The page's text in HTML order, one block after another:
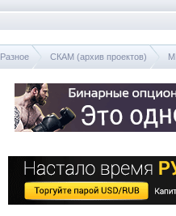
Разное СКАМ (архив проектов)